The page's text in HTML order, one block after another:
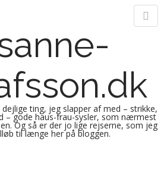
ting, jeg slapper af med – strikke,
– gode haus-frau-sysler, som nærmest
Og så er der jo lige rejserne, som jeg
til længe her på bloggen.